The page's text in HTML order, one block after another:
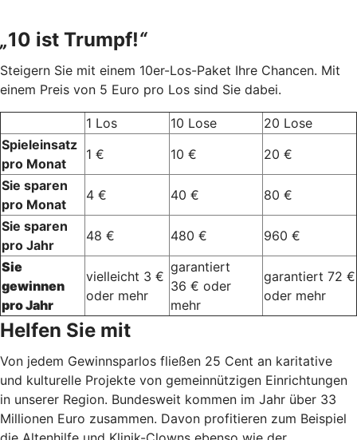
„10 ist Trumpf!“
Steigern Sie mit einem 10er-Los-Paket Ihre Chancen. Mit
einem Preis von 5 Euro pro Los sind Sie dabei.
1 Los 10 Lose
20 Lose
Spieleinsatz
pro Monat
1 € 10 €
20 €
Sie sparen
pro Monat
4 € 40 €
80 €
Sie sparen
pro Jahr
48 € 480 €
960 €
Sie
gewinnen
pro Jahr
vielleicht 3 €
oder mehr
garantiert
36 € oder
mehr
garantiert 72 €
oder mehr
Helfen Sie mit
Von jedem Gewinnsparlos fließen 25 Cent an karitative
und kulturelle Projekte von gemeinnützigen Einrichtungen
in unserer Region. Bundesweit kommen im Jahr über 33
Millionen Euro zusammen. Davon profitieren zum Beispiel